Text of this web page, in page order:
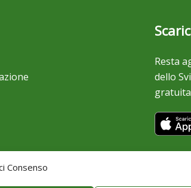
Consenso
Resta
dello